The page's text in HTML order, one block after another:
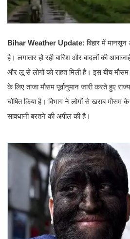
Bihar Weather Update:बिहार में
है। लगातार हो रही बारिश और बादलों की
और लू से लोगों को राहत मिली है। इस बीच
के लिए ताजा मौसम पूर्वानुमान जारी करते हुए
घोषित किया है। विभाग ने लोगों से खराब
सावधानी बरतने की अपील की है।